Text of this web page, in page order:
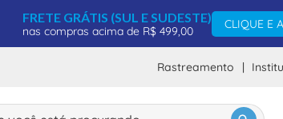
FRETE GRÁTIS (SUL E SUDESTE)
nas compras acima de R$ 499,00
CLIQUE E
Rastreamento
está procurando